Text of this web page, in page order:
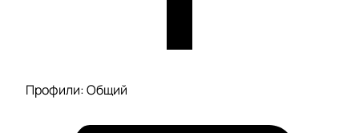
Профили: Общий